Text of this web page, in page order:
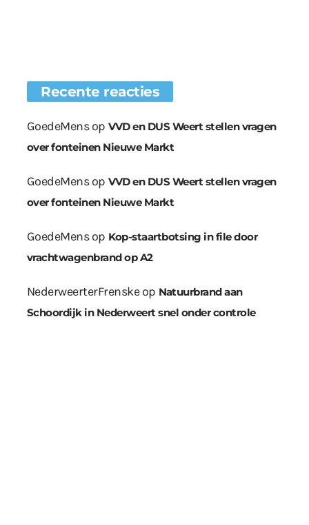
Recente reacties
GoedeMensop VVD en DUS Weert stellen vragen
over fonteinen Nieuwe Markt
GoedeMensop VVD en DUS Weert stellen vragen
over fonteinen Nieuwe Markt
GoedeMensop Kop-staartbotsing in file door
vrachtwagenbrand op A2
NederweerterFrenskeop Natuurbrand aan
Schoordijk in Nederweert snel onder controle